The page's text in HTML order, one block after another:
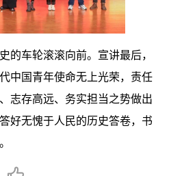
的车轮滚滚向前。宣讲最后，
中国青年使命无上光荣，责任
志存高远、务实担当之势做出
好无愧于人民的历史答卷，书